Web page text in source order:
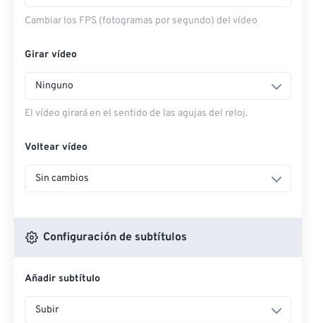
Cambiar los FPS (fotogramas por segundo) del vídeo
Girar vídeo
Ninguno
El vídeo girará en el sentido de las agujas del reloj.
Voltear vídeo
Sin cambios
Configuración de subtítulos
Añadir subtítulo
Subir